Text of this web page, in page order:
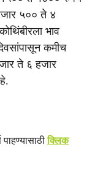
५०० ते ४
भाव
कमीच
ते ६ हजार
क्लिक